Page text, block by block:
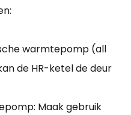
warmtepomp (all
de HR-ketel de deur
Maak gebruik